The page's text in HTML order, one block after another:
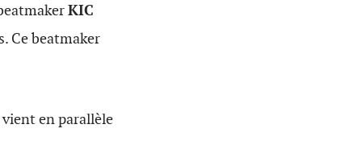
KIC
Ce beatmaker
vient en parallèle